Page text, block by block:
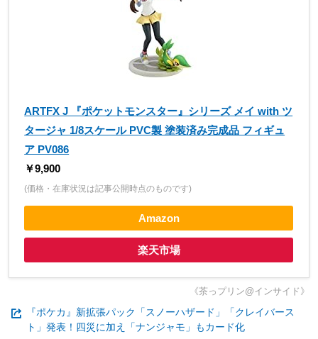
ARTFX J 『ポケットモンスター』シリーズ メイ with ツ
タージャ 1/8スケール PVC製 塗装済み完成品 フィギュ
ア PV086
￥9,900
(価格・在庫状況は記事公開時点のものです)
Amazon
楽天市場
《茶っプリン@インサイド》
『ポケカ』新拡張パック「スノーハザード」「クレイバース
ト」発表！四災に加え「ナンジャモ」もカード化